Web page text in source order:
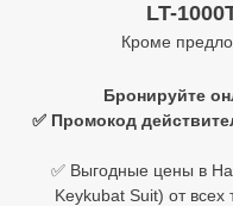
LT-
Кроме
Бронируйте
✅ Промокод
✅ Выгодные цены в
Keykubat Suit) от всех
Шри Ланка
Бали